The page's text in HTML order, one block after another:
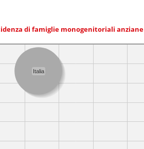
di famiglie monogenitoriali anziane
Italia